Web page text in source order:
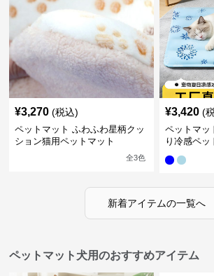
¥3,270 (税込)
ペットマット ふわふわ星柄クッ
ション猫用ペットマット
全3色
¥3,420 (
ペットマッ
り冷感ペッ
新着アイテムの一覧へ
ペットマット犬用のおすすめアイテム